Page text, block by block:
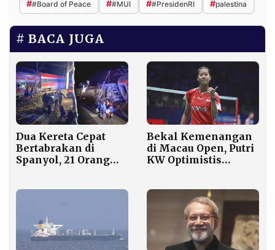
##Board of Peace ##MUI ##PresidenRI #palestina
BACA JUGA
Dua Kereta Cepat
Bertabrakan di
Spanyol, 21 Orang
Bekal Kemenangan
di Macau Open, Putri
KW Optimistis